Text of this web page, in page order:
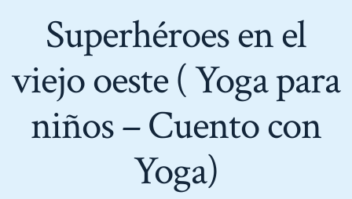
Superhéroes en el
viejo oeste ( Yoga para
niños – Cuento con
Yoga)